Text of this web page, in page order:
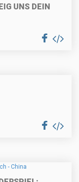
UNS DEIN